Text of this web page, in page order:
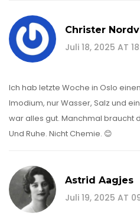
Christer
Juli 18, 2025 AT
Ich hab letzte Woche in Oslo
Imodium, nur Wasser, Salz und
war alles gut. Manchmal braucht
Und Ruhe. Nicht Chemie. 😊
Astrid Aagjes
Juli 19, 2025 AT